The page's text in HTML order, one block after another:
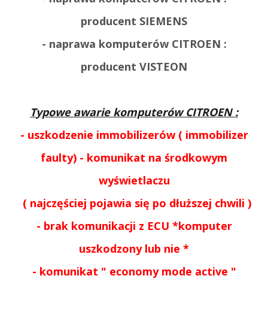
producent SIEMENS
- naprawa komputerów CITROEN :
producent VISTEON
Typowe awarie komputerów CITROEN:
- uszkodzenie immobilizerów ( immobilizer
faulty) - komunikat na środkowym
wyświetlaczu
( najczęściej pojawia się po dłuższej chwili )
- brak komunikacji z ECU *komputer
uszkodzony lub nie *
- komunikat " economy mode active "